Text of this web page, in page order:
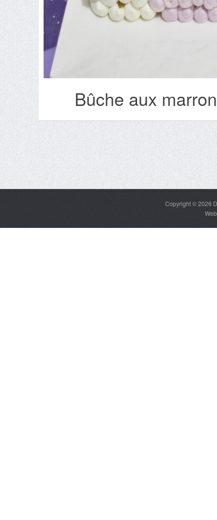
Bûche aux
Copyright © 2026